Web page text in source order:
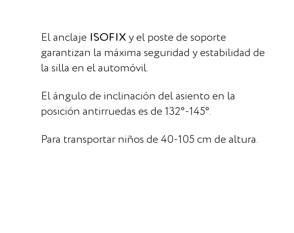
El anclaje ISOFIX y el poste de soporte
garantizan la máxima seguridad y estabilidad de
la silla en el automóvil.
El ángulo de inclinación del asiento en la
posición antirruedas es de 132°-145°.
Para transportar niños de 40-105 cm de altura.